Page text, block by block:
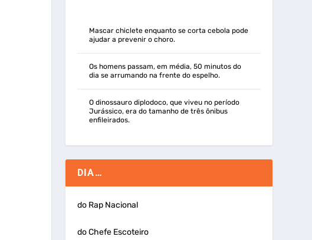
Mascar chiclete enquanto se corta cebola pode
ajudar a prevenir o choro.
Os homens passam, em média, 50 minutos do
dia se arrumando na frente do espelho.
O dinossauro diplodoco, que viveu no período
Jurássico, era do tamanho de três ônibus
enfileirados.
DIA…
do Rap Nacional
do Chefe Escoteiro